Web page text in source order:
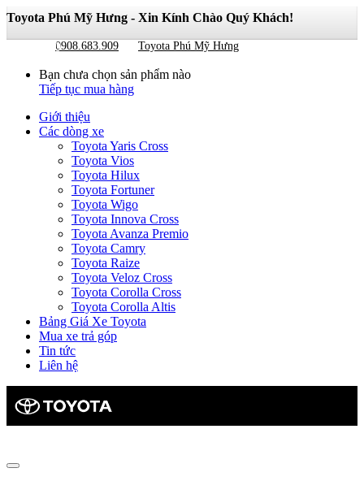
Toyota Phú Mỹ Hưng - Xin Kính Chào Quý Khách!
0908.683.909 Toyota Phú Mỹ Hưng
0
Bạn chưa chọn sản phẩm nào
Tiếp tục mua hàng
Giới thiệu
Các dòng xe
Toyota Yaris Cross
Toyota Vios
Toyota Hilux
Toyota Fortuner
Toyota Wigo
Toyota Innova Cross
Toyota Avanza Premio
Toyota Camry
Toyota Raize
Toyota Veloz Cross
Toyota Corolla Cross
Toyota Corolla Altis
Bảng Giá Xe Toyota
Mua xe trả góp
Tin tức
Liên hệ